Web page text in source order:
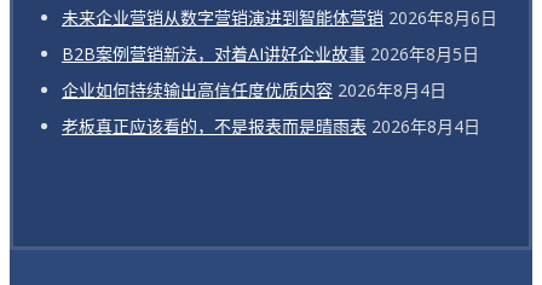
未来企业营销从数字营销演进到智能体营销 2026年8月6日
B2B案例营销新法，对着AI讲好企业故事 2026年8月5日
企业如何持续输出高信任度优质内容 2026年8月4日
老板真正应该看的，不是报表而是晴雨表 2026年8月4日